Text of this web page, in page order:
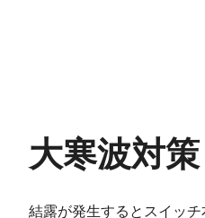
大寒波対策
結露が発生するとスイッ